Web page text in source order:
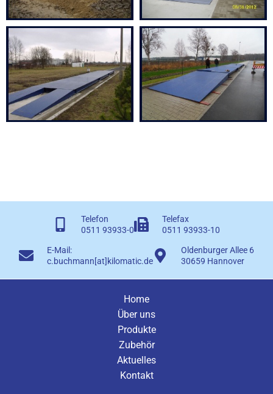
Telefon
0511 93933-0
Telefax
0511 93933-10
E-Mail:
c.buchmann[at]kilomatic.de
Oldenburger Allee 6
30659 Hannover
Home
Über uns
Produkte
Zubehör
Aktuelles
Kontakt